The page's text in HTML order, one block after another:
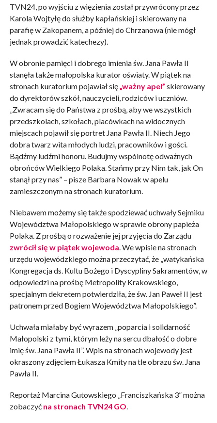
TVN24, po wyjściu z więzienia został przywrócony przez
Karola Wojtyłę do służby kapłańskiej i skierowany na
parafię w Zakopanem, a później do Chrzanowa (nie mógł
jednak prowadzić katechezy).
W obronie pamięci i dobrego imienia św. Jana Pawła II
stanęła także małopolska kurator oświaty. W piątek na
stronach kuratorium pojawiał się„ważny apel” skierowany
do dyrektorów szkół, nauczycieli, rodziców i uczniów.
„Zwracam się do Państwa z prośbą, aby we wszystkich
przedszkolach, szkołach, placówkach na widocznych
miejscach pojawił się portret Jana Pawła II. Niech Jego
dobra twarz wita młodych ludzi, pracowników i gości.
Bądźmy ludźmi honoru. Budujmy wspólnotę odważnych
obrońców Wielkiego Polaka. Stańmy przy Nim tak, jak On
stanął przy nas” – pisze Barbara Nowak w apelu
zamieszczonym na stronach kuratorium.
Niebawem możemy się także spodziewać uchwały Sejmiku
Województwa Małopolskiego w sprawie obrony papieża
Polaka. Z prośbą o rozważenie jej przyjęcia do Zarządu
zwrócił się w piątek wojewoda. We wpisie na stronach
urzędu wojewódzkiego można przeczytać, że „watykańska
Kongregacja ds. Kultu Bożego i Dyscypliny Sakramentów, w
odpowiedzi na prośbę Metropolity Krakowskiego,
specjalnym dekretem potwierdziła, że św. Jan Paweł II jest
patronem przed Bogiem Województwa Małopolskiego”.
Uchwała miałaby być wyrazem „poparcia i solidarność
Małopolski z tymi, którym leży na sercu dbałość o dobre
imię św. Jana Pawła II”. Wpis na stronach wojewody jest
okraszony zdjęciem Łukasza Kmity na tle obrazu św. Jana
Pawła II.
Reportaż Marcina Gutowskiego „Franciszkańska 3” można
zobaczyć na stronach TVN24 GO.